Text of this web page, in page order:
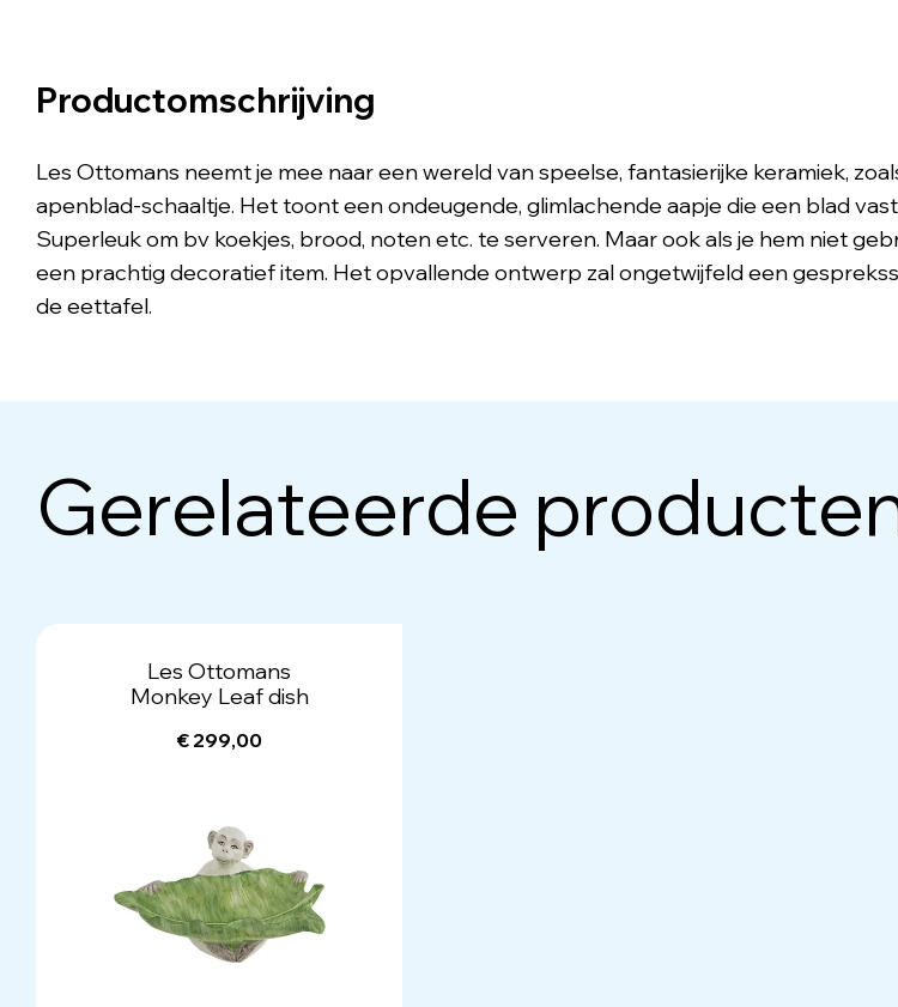
Productomschrijving
Les Ottomans neemt je mee naar een wereld van speelse, fantasierijke keramiek,
apenblad-schaaltje. Het toont een ondeugende, glimlachende aapje die een blad
Superleuk om bv koekjes, brood, noten etc. te serveren. Maar ook als je hem niet
een prachtig decoratief item. Het opvallende ontwerp zal ongetwijfeld een
de eettafel.
Gerelateerde
Les Ottomans
Monkey Leaf dish
€ 299,00